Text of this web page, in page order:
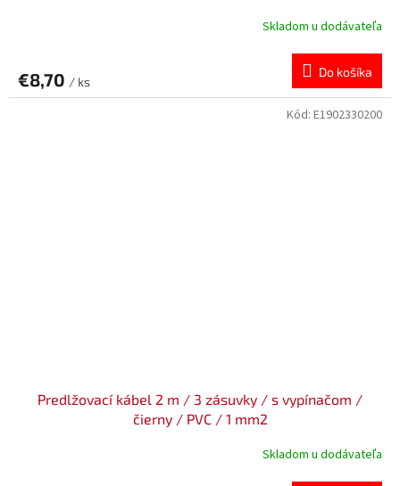
Skladom u dodávateľa
€8,70 / ks
Do košíka
Predlžovací kábel 2 m / 3 zásuvky / s vypínačom /
čierny / PVC / 1 mm2
Skladom u dodávateľa
Kód: E1902330200